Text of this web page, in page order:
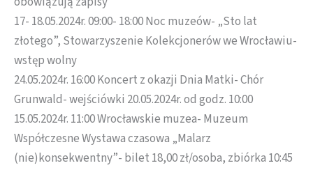
17- 18.05.2024r. 09:00- 18:00 Noc muzeów- „Sto lat
złotego”, Stowarzyszenie Kolekcjonerów we Wrocławiu-
wstęp wolny
24.05.2024r. 16:00 Koncert z okazji Dnia Matki- Chór
Grunwald- wejściówki 20.05.2024r. od godz. 10:00
15.05.2024r. 11:00 Wrocławskie muzea- Muzeum
Współczesne Wystawa czasowa „Malarz
(nie)konsekwentny”- bilet 18,00 zł/osoba, zbiórka 10:45